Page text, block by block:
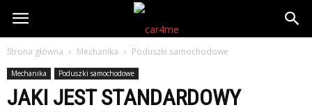
Strona główna Mechanika Poduszki samochodowe
Mechanika Poduszki samochodowe
JAKI JEST STANDARDOWY